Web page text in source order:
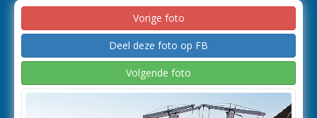
Vorige foto
Deel deze foto op FB
Volgende foto